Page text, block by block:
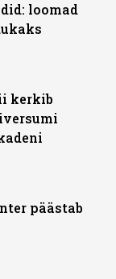
loomad
kerkib
päästab